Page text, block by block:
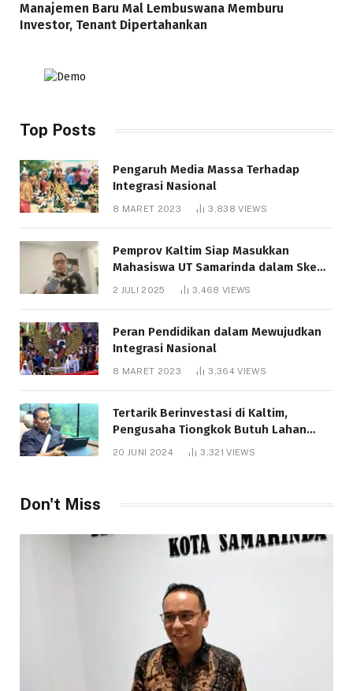
Manajemen Baru Mal Lembuswana Memburu
Investor, Tenant Dipertahankan
Top Posts
Pengaruh Media Massa Terhadap
Integrasi Nasional
8 MARET 2023 3,838VIEWS
Pemprov Kaltim Siap Masukkan
Mahasiswa UT Samarinda dalam Skema
Bantuan Pendidikan Gratispol
2 JULI 2025 3,468 VIEWS
Peran Pendidikan dalam Mewujudkan
Integrasi Nasional
8 MARET 2023 3,364VIEWS
Tertarik Berinvestasi di Kaltim,
Pengusaha Tiongkok Butuh Lahan
1.000 Hektare
20 JUNI 2024 3,321VIEWS
Don't Miss